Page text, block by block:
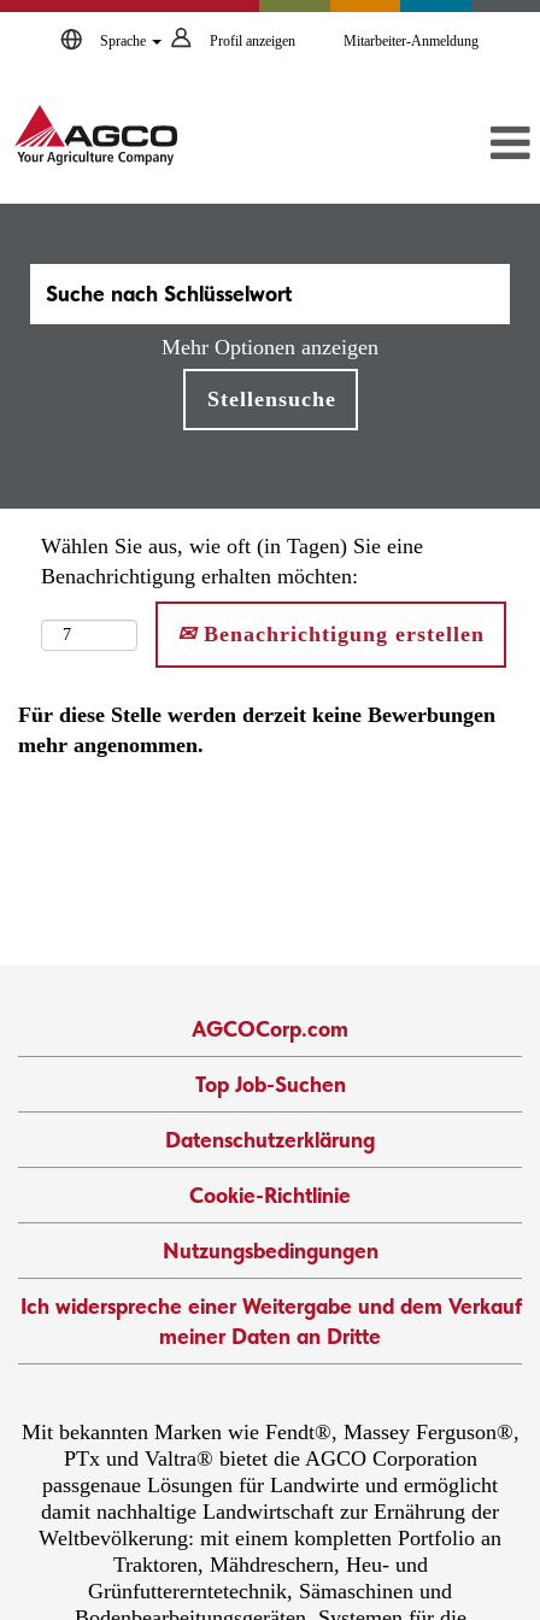
Sprache Profil anzeigen Mitarbeiter-Anmeldung
Mehr Optionen anzeigen
Wählen Sie aus, wie oft (in Tagen) Sie eine
Benachrichtigung erhalten möchten:
Benachrichtigung erstellen
Für diese Stelle werden derzeit keine Bewerbungen
mehr angenommen.
AGCOCorp.com
Top Job-Suchen
Datenschutzerklärung
Cookie-Richtlinie
Nutzungsbedingungen
Ich widerspreche einer Weitergabe und dem Verkauf
meiner Daten an Dritte
Mit bekannten Marken wie Fendt®, Massey Ferguson®,
PTx und Valtra® bietet die AGCO Corporation
passgenaue Lösungen für Landwirte und ermöglicht
damit nachhaltige Landwirtschaft zur Ernährung der
Weltbevölkerung: mit einem kompletten Portfolio an
Traktoren, Mähdreschern, Heu- und
Grünfuttererntetechnik, Sämaschinen und